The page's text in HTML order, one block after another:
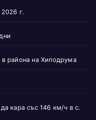
г.
в района на Хиподрума
кара със 146 км/ч в с.